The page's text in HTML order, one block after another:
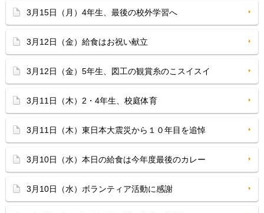
3月15日（月）4年生、最後の校外学習へ
3月12日（金）給食はお祝い献立
3月12日（金）5年生、図工の観賞糸のこスイスイ
3月11日（木）2・4年生、校庭体育
3月11日（木）東日本大震災から１０年目を追悼
3月10日（水）本日の給食は今年度最後のカレー
3月10日（水）ボランティア活動に感謝